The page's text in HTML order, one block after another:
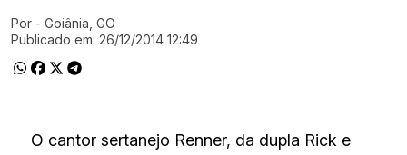
Ir direto pra matéria
Por - Goiânia, GO
Publicado em: 26/12/2014 12:49
O cantor sertanejo Renner, da dupla Rick e